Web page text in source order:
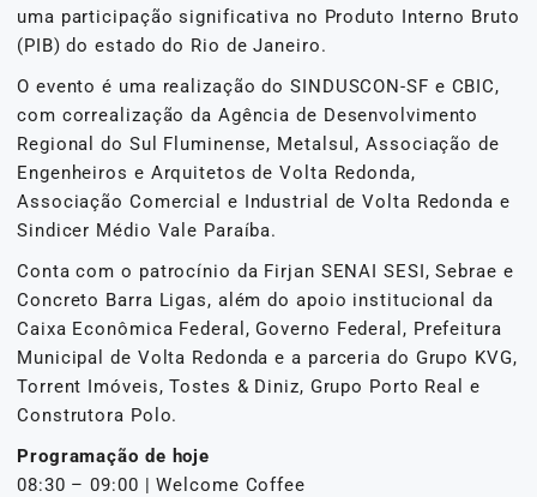
uma participação significativa no Produto Interno Bruto
(PIB) do estado do Rio de Janeiro.
O evento é uma realização do SINDUSCON-SF e CBIC,
com correalização da Agência de Desenvolvimento
Regional do Sul Fluminense, Metalsul, Associação de
Engenheiros e Arquitetos de Volta Redonda,
Associação Comercial e Industrial de Volta Redonda e
Sindicer Médio Vale Paraíba.
Conta com o patrocínio da Firjan SENAI SESI, Sebrae e
Concreto Barra Ligas, além do apoio institucional da
Caixa Econômica Federal, Governo Federal, Prefeitura
Municipal de Volta Redonda e a parceria do Grupo KVG,
Torrent Imóveis, Tostes & Diniz, Grupo Porto Real e
Construtora Polo.
Programação de hoje
08:30 – 09:00 | Welcome Coffee